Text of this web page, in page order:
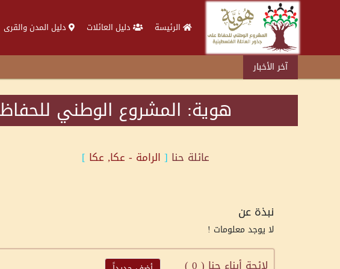
الرئيسة دليل العائلات دليل المدن والقرى
آخر الأخبار
هوية: المشروع الوطني
عائلة حنا [ الرامة - عكا, عكا ]
نبذة عن
لا يوجد معلومات !